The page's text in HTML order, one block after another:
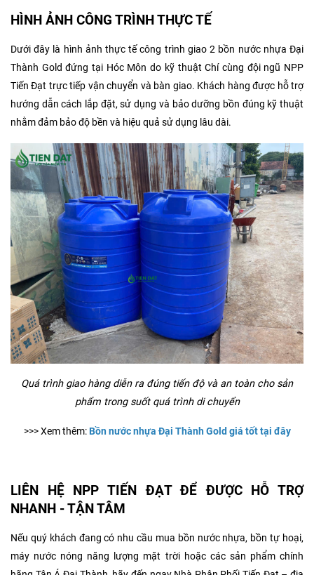
HÌNH ẢNH CÔNG TRÌNH THỰC TẾ
Dưới đây là hình ảnh thực tế công trình giao 2 bồn nước nhựa Đại
Thành Gold đứng tại Hóc Môn do kỹ thuật Chí cùng đội ngũ NPP
Tiến Đạt trực tiếp vận chuyển và bàn giao. Khách hàng được hỗ trợ
hướng dẫn cách lắp đặt, sử dụng và bảo dưỡng bồn đúng kỹ thuật
nhằm đảm bảo độ bền và hiệu quả sử dụng lâu dài.
Quá trình giao hàng diễn ra đúng tiến độ và an toàn cho sản
phẩm trong suốt quá trình di chuyển
>>> Xem thêm: Bồn nước nhựa Đại Thành Gold giá tốt tại đây
LIÊN HỆ NPP TIẾN ĐẠT ĐỂ ĐƯỢC HỖ TRỢ
NHANH - TẬN TÂM
Nếu quý khách đang có nhu cầu mua bồn nước nhựa, bồn tự hoại,
máy nước nóng năng lượng mặt trời hoặc các sản phẩm chính